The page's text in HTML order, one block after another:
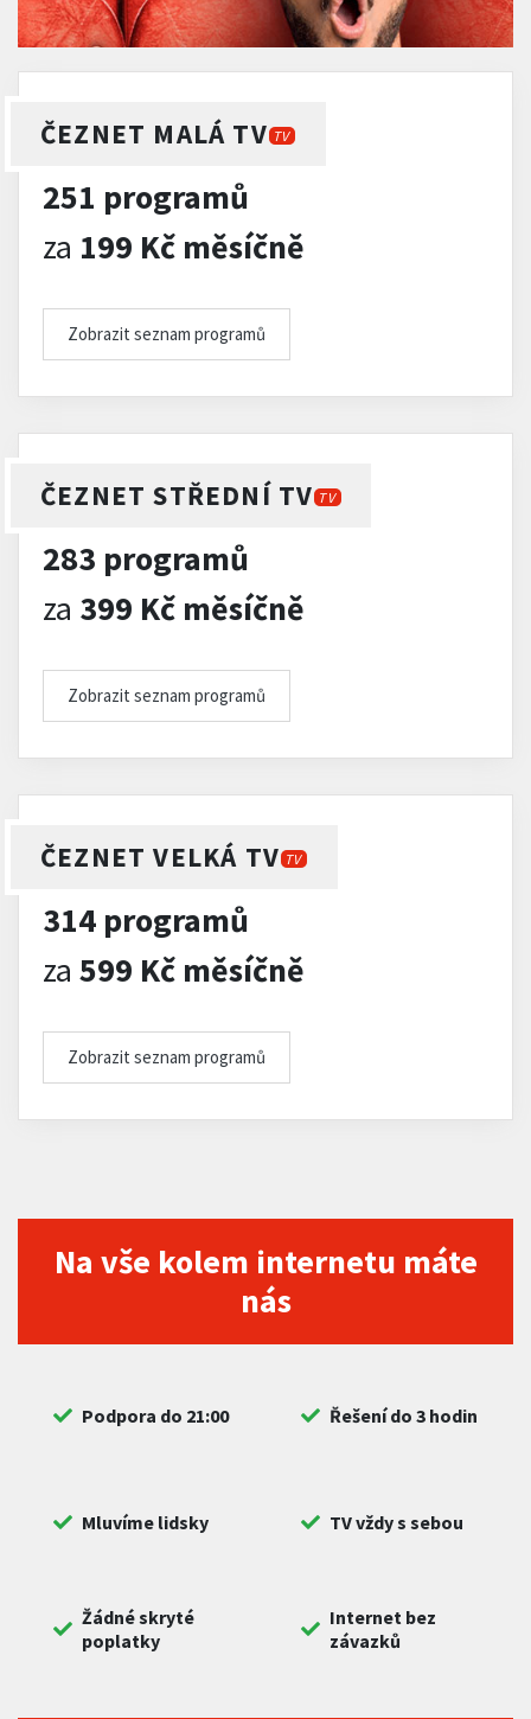
ČEZNET MALÁ TV TV
251 programů
za 199 Kč měsíčně
Zobrazit seznam programů
ČEZNET STŘEDNÍ TV TV
283 programů
za 399 Kč měsíčně
Zobrazit seznam programů
ČEZNET VELKÁ TV TV
314 programů
za 599 Kč měsíčně
Zobrazit seznam programů
Na vše kolem internetu máte
nás
Podpora do 21:00 Řešení do 3 hodin
Mluvíme lidsky TV vždy s sebou
Žádné skryté
poplatky
Internet bez
závazků